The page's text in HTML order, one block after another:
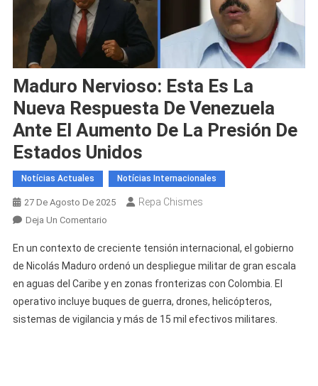
Maduro Nervioso: Esta Es La
Nueva Respuesta De Venezuela
Ante El Aumento De La Presión De
Estados Unidos
Notícias Actuales Notícias Internacionales
27 De Agosto De 2025 Repa Chismes
Deja Un ComentarioEn
Nervioso:
Esta
Es
La
Nueva
En un contexto de creciente tensión internacional, el gobierno
de Nicolás Maduro ordenó un despliegue militar de gran escala
en aguas del Caribe y en zonas fronterizas con Colombia. El
operativo incluye buques de guerra, drones, helicópteros,
sistemas de vigilancia y más de 15 mil efectivos militares.